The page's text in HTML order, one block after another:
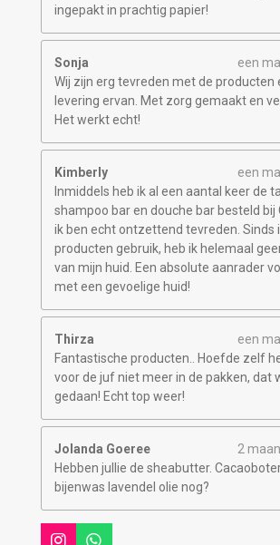
ingepakt in prachtig papier!
Sonja
een
Wij zijn erg tevreden met de producten
levering ervan. Met zorg gemaakt en
Het werkt echt!
Kimberly
een
Inmiddels heb ik al een aantal keer de
shampoo bar en douche bar besteld bij
ik ben echt ontzettend tevreden. Sinds
producten gebruik, heb ik helemaal
van mijn huid. Een absolute aanrader
met een gevoelige huid!
Thirza
een
Fantastische producten.. Hoefde zelf
voor de juf niet meer in de pakken, dat
gedaan! Echt top weer!
Jolanda Goeree
2
Hebben jullie de sheabutter.
bijenwas lavendel olie nog?